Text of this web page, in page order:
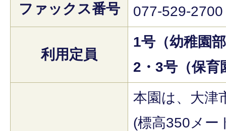
ファックス番号 077-529-2700
利用定員
1号（幼稚園
2・3号（保育
本園は、大津
(標高350メー